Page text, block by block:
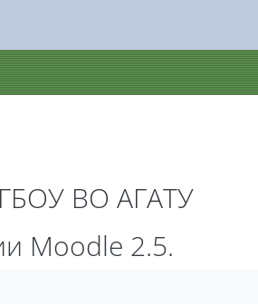
ВО АГАТУ
Moodle 2.5.